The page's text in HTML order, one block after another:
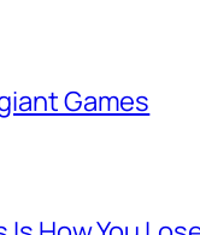
Games